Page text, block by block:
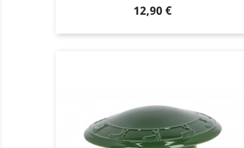
Prix
12,90 €